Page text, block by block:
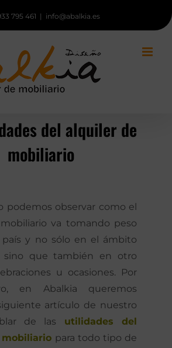
795 461 | info@abalkia.es
del alquiler de
mobiliario
podemos observar como el
va tomando peso
y no sólo en el ámbito
sino que también en otro
u ocasiones. Por
en Abalkia queremos
artículo de nuestro
de las utilidades del
para todo tipo de